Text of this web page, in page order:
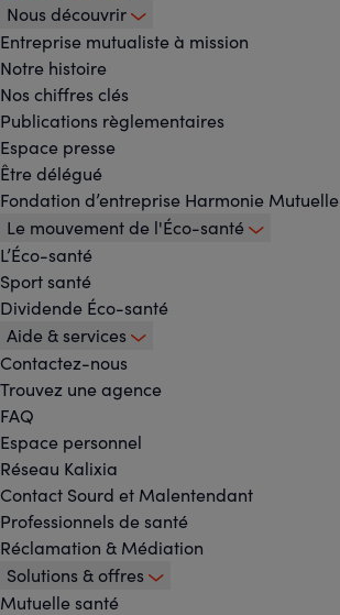
Footer
-
Menu
principal
Nous découvrir
Entreprise mutualiste à mission
Notre histoire
Nos chiffres clés
Publications règlementaires
Espace presse
Être délégué
Fondation d’entreprise Harmonie Mutuelle
Le mouvement de l'Éco-santé
L’Éco-santé
Sport santé
Dividende Éco-santé
Aide & services
Contactez-nous
Trouvez une agence
FAQ
Espace personnel
Réseau Kalixia
Contact Sourd et Malentendant
Professionnels de santé
Réclamation & Médiation
Solutions & offres
Mutuelle santé